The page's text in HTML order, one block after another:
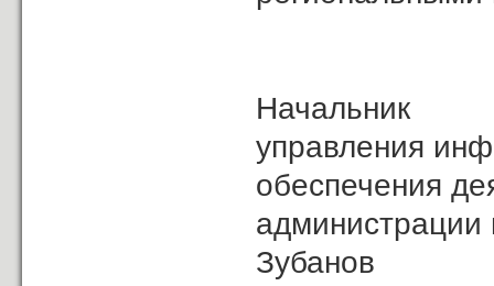
Начальник
управления
обеспечения
Зубанов